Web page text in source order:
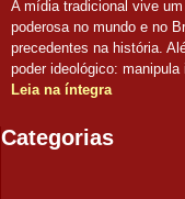
A mídia tradicional vive
poderosa no mundo e no
precedentes na história.
poder ideológico:
Leia na íntegra
Categorias